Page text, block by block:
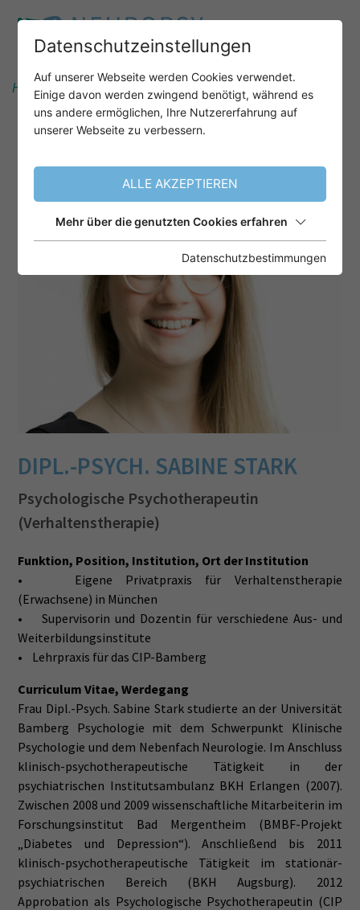
Home Informationen Referenten
Dipl.-Psych. Sabine Stark
DIPL.-PSYCH. SABINE STARK
Psychologische Psychotherapeutin
(Verhaltenstherapie)
Funktion, Position, Institution, Ort der Institution
• Eigene Privatpraxis für Verhaltenstherapie
(Erwachsene) in München
• Supervisorin und Dozentin für verschiedene Aus- und
Weiterbildungsinstitute
• Lehrpraxis für das CIP-Bamberg
Curriculum Vitae, Werdegang
Frau Dipl.-Psych. Sabine Stark studierte an der Universität
Bamberg Psychologie mit dem Schwerpunkt Klinische
Psychologie und dem Nebenfach Neurologie. Im Anschluss
klinisch-psychotherapeutische Tätigkeit in der
psychiatrischen Institutsambulanz BKH Erlangen (2007).
Zwischen 2008 und 2009 wissenschaftliche Mitarbeiterin im
Forschungsinstitut Bad Mergentheim (BMBF-Projekt
„Diabetes und Depression“). Anschließend bis 2011
klinisch-psychotherapeutische Tätigkeit im stationär-
psychiatrischen Bereich (BKH Augsburg). 2012
Approbation als Psychologische Psychotherapeutin (CIP
Datenschutzeinstellungen
Auf unserer Webseite werden Cookies verwendet.
Einige davon werden zwingend benötigt, während es
uns andere ermöglichen, Ihre Nutzererfahrung auf
unserer Webseite zu verbessern.
ALLE AKZEPTIEREN
Mehr über die genutzten Cookies erfahren
Datenschutzbestimmungen